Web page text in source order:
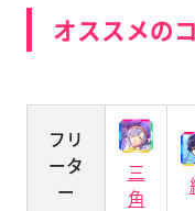
オススメの
フリ
ータ
ー
三
角